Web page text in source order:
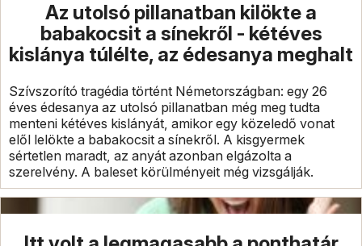
Az utolsó pillanatban kilökte a
babakocsit a sínekről - kétéves
kislánya túlélte, az édesanya meghalt
Szívszorító tragédia történt Németországban: egy 26
éves édesanya az utolsó pillanatban még meg tudta
menteni kétéves kislányát, amikor egy közeledő vonat
elől lelökte a babakocsit a sínekről. A kisgyermek
sértetlen maradt, az anyát azonban elgázolta a
szerelvény. A baleset körülményeit még vizsgálják.